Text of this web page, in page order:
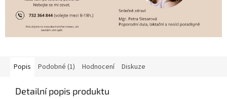
Popis Podobné (1) Hodnocení Diskuze
Detailní popis produktu